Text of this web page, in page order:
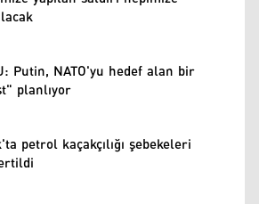
Putin, NATO'yu hedef alan bir
planlıyor
petrol kaçakçılığı şebekeleri